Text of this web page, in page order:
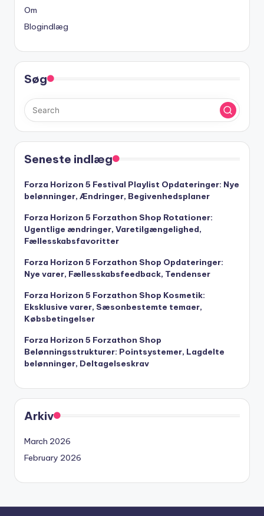
Om
Blogindlæg
Søg
Seneste indlæg
Forza Horizon 5 Festival Playlist Opdateringer: Nye
belønninger, Ændringer, Begivenhedsplaner
Forza Horizon 5 Forzathon Shop Rotationer:
Ugentlige ændringer, Varetilgængelighed,
Fællesskabsfavoritter
Forza Horizon 5 Forzathon Shop Opdateringer:
Nye varer, Fællesskabsfeedback, Tendenser
Forza Horizon 5 Forzathon Shop Kosmetik:
Eksklusive varer, Sæsonbestemte temaer,
Købsbetingelser
Forza Horizon 5 Forzathon Shop
Belønningsstrukturer: Pointsystemer, Lagdelte
belønninger, Deltagelseskrav
Arkiv
March 2026
February 2026